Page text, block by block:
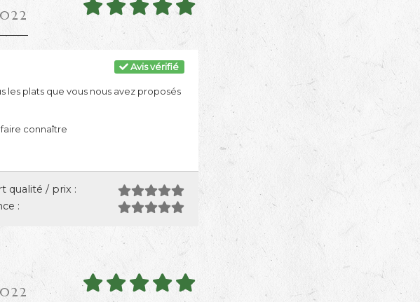
Avis vérifié
plats que vous nous avez proposés
connaître
qualité / prix :
: